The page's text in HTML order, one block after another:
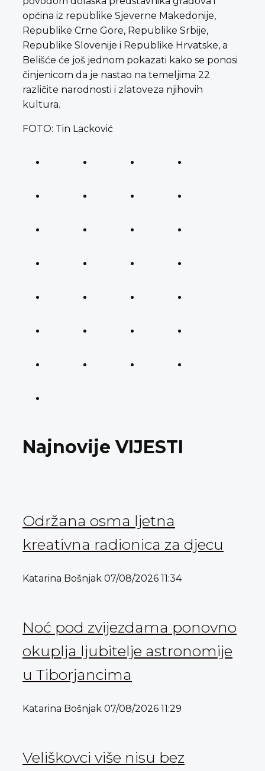
općina iz republike Sjeverne Makedonije,
Republike Crne Gore, Republike Srbije,
Republike Slovenije i Republike Hrvatske, a
Belišće će još jednom pokazati kako se ponosi
činjenicom da je nastao na temeljima 22
različite narodnosti i zlatoveza njihovih
kultura.
FOTO: Tin Lacković
Najnovije VIJESTI
Održana osma ljetna
kreativna radionica za djecu
Katarina Bošnjak 07/08/2026 11:34
Noć pod zvijezdama ponovno
okuplja ljubitelje astronomije
u Tiborjancima
Katarina Bošnjak 07/08/2026 11:29
Veliškovci više nisu bez